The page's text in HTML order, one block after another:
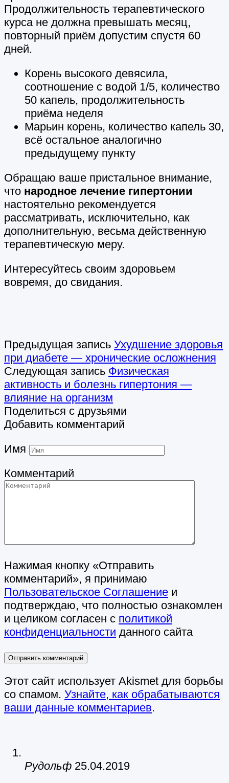
Продолжительность терапевтического
курса не должна превышать месяц,
повторный приём допустим спустя 60
дней.
Корень высокого девясила,
соотношение с водой 1/5, количество
50 капель, продолжительность
приёма неделя
Марьин корень, количество капель 30,
всё остальное аналогично
предыдущему пункту
Обращаю ваше пристальное внимание,
что народное лечение гипертонии
настоятельно рекомендуется
рассматривать, исключительно, как
дополнительную, весьма действенную
терапевтическую меру.
Интересуйтесь своим здоровьем
вовремя, до свидания.
Предыдущая запись Ухудшение здоровья
при диабете — хронические осложнения
Следующая запись Физическая
активность и болезнь гипертония —
влияние на организм
Поделиться с друзьями
Добавить комментарий
Имя
Комментарий
Нажимая кнопку «Отправить
комментарий», я принимаю
Пользовательское Соглашение и
подтверждаю, что полностью ознакомлен
и целиком согласен с политикой
конфиденциальности данного сайта
Этот сайт использует Akismet для борьбы
со спамом. Узнайте, как обрабатываются
ваши данные комментариев.
Рудольф 25.04.2019